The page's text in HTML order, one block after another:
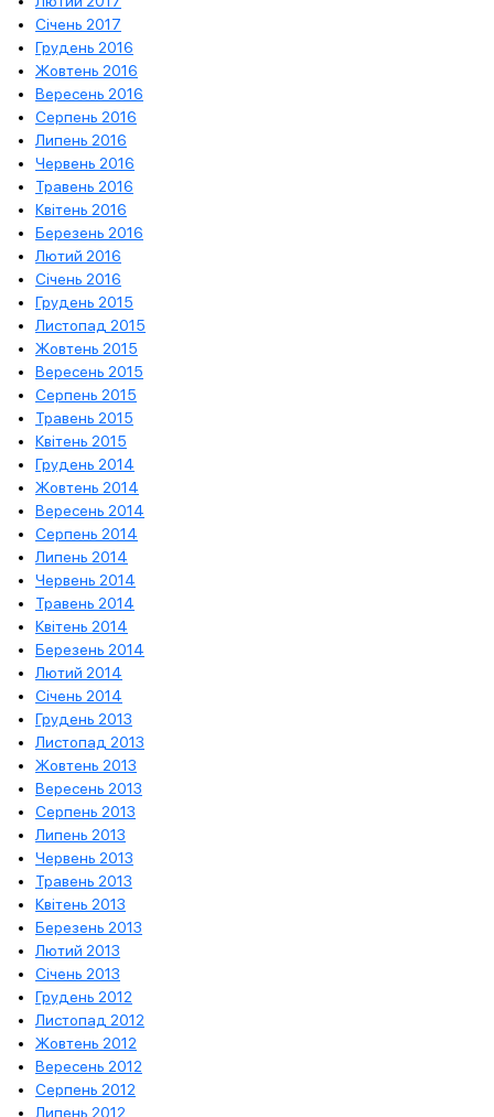
Січень 2017
Грудень 2016
Жовтень 2016
Вересень 2016
Серпень 2016
Липень 2016
Червень 2016
Травень 2016
Квітень 2016
Березень 2016
Лютий 2016
Січень 2016
Грудень 2015
Листопад 2015
Жовтень 2015
Вересень 2015
Серпень 2015
Травень 2015
Квітень 2015
Грудень 2014
Жовтень 2014
Вересень 2014
Серпень 2014
Липень 2014
Червень 2014
Травень 2014
Квітень 2014
Березень 2014
Лютий 2014
Січень 2014
Грудень 2013
Листопад 2013
Жовтень 2013
Вересень 2013
Серпень 2013
Липень 2013
Червень 2013
Травень 2013
Квітень 2013
Березень 2013
Лютий 2013
Січень 2013
Грудень 2012
Листопад 2012
Жовтень 2012
Вересень 2012
Серпень 2012
Липень 2012